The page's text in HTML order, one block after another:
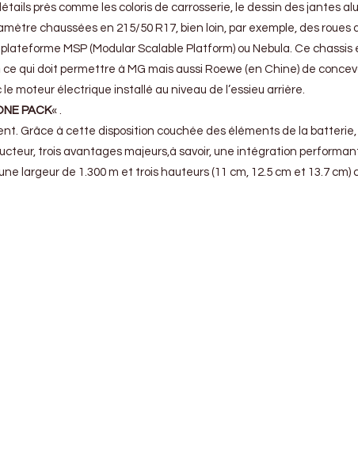
près comme les coloris de carrosserie, le dessin des jantes
chaussées en 215/50 R17, bien loin, par exemple, des
MSP (Modular Scalable Platform) ou Nebula. Ce
qui doit permettre à MG mais aussi Roewe (en Chine) de
moteur électrique installé au niveau de l’essieu arrière.
PACK« .
à cette disposition couchée des éléments de la
trois avantages majeurs,à savoir, une intégration
largeur de 1.300 m et trois hauteurs (11 cm, 12.5 cm et 13.7